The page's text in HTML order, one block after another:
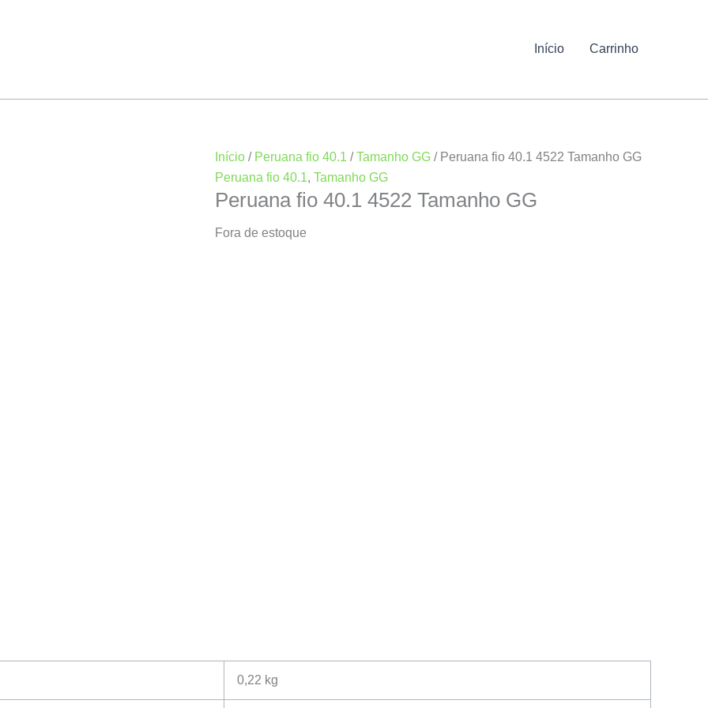
Início Carrinho
Início / Peruana fio 40.1 /Tamanho GG / Peruana fio 40.1 4522 Tamanho GG
Peruana fio 40.1, Tamanho GG
Peruana fio 40.1 4522 Tamanho GG
Fora de estoque
0,22 kg